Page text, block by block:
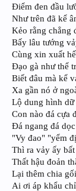
Điểm đen đầu
Như trên đã kể
Kẻo rằng chẳng
Bấy lâu tướng
Cùng xin xuất
Đạo gà như thể
Biết đâu mà kể
Xa gần nó ở
Lộ dung hình dữ
Con nào đá cựa
Đá ngang đá
"Vy đao" "yểm
Thì ra vảy ấy
Thất hậu đoản
Lại thêm chia
Ai ơi áp khẩu